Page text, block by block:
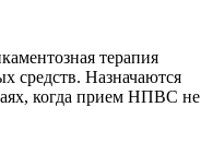
терапия
средств. Назначаются
когда прием НПВС не